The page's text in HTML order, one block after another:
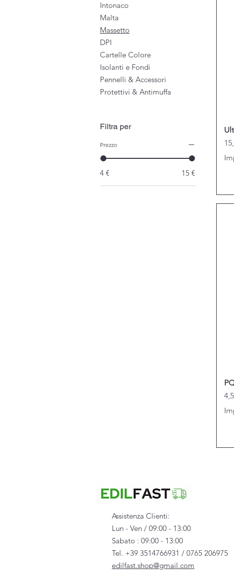
Intonaco
Malta
Massetto
DPI
Cartelle Colore
Isolanti e Fondi
Pennelli & Accessori
Protettivi & Antimuffa
Filtra per
Prezzo
4 € 15 €
Assistenza Clienti:
Lun - Ven / 09:00 - 13:00
Sabato : 09:00 - 13:00
Tel. +39 3514766931 / 0765 206975
edilfast.shop@gmail.com